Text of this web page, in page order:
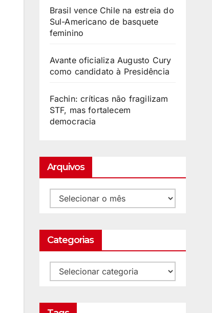
Brasil vence Chile na estreia do
Sul-Americano de basquete
feminino
Avante oficializa Augusto Cury
como candidato à Presidência
Fachin: críticas não fragilizam
STF, mas fortalecem
democracia
Arquivos
Categorias